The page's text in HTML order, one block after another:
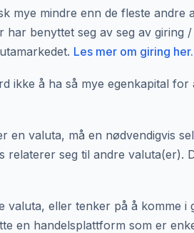
mye mindre enn de fleste andre
har benyttet seg av seg av giring
Les mer om giring her.
ikke å ha så mye egenkapital
en valuta, må en nødvendigvis
relaterer seg til andre valuta(er).
valuta, eller tenker på å komme i
en handelsplattform som er